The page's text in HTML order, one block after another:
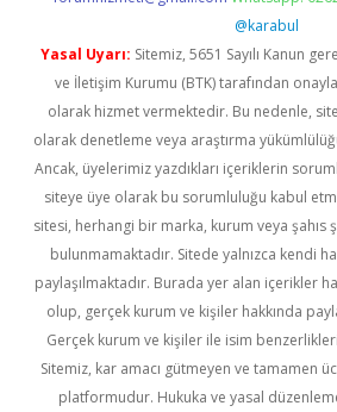
@karabul
Yasal Uyarı: Sitemiz, 5651 Sayılı Kanun
ve İletişim Kurumu (BTK) tarafından
olarak hizmet vermektedir. Bu nedenle,
olarak denetleme veya araştırma
Ancak, üyelerimiz yazdıkları içeriklerin
siteye üye olarak bu sorumluluğu kabul
sitesi, herhangi bir marka, kurum veya şahıs
bulunmamaktadır. Sitede yalnızca kendi
paylaşılmaktadır. Burada yer alan içerikler
olup, gerçek kurum ve kişiler hakkında
Gerçek kurum ve kişiler ile isim
Sitemiz, kar amacı gütmeyen ve tamamen
platformudur. Hukuka ve yasal